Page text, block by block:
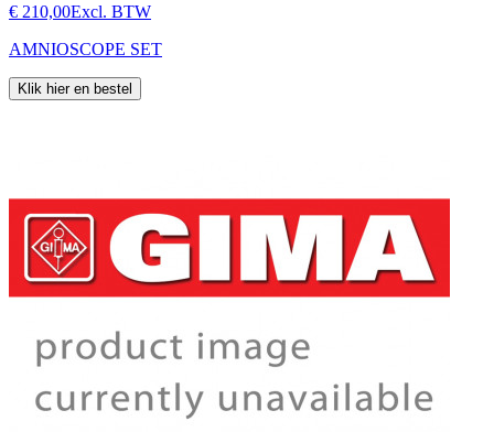
€ 210,00Excl. BTW
AMNIOSCOPE SET
Klik hier en bestel